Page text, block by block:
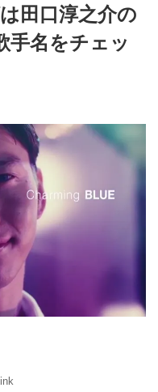
田口淳之介の
手名をチェッ